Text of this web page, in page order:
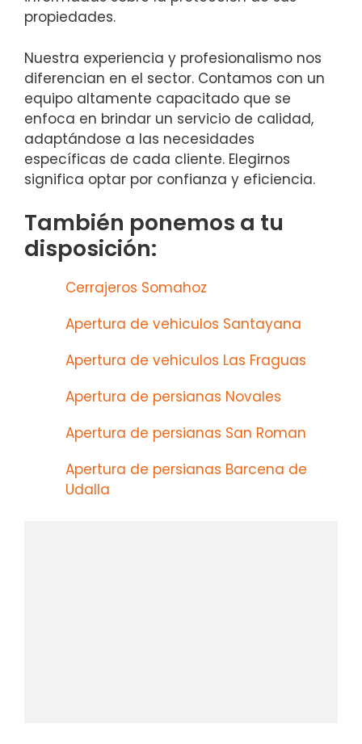
propiedades.
Nuestra experiencia y profesionalismo nos
diferencian en el sector. Contamos con un
equipo altamente capacitado que se
enfoca en brindar un servicio de calidad,
adaptándose a las necesidades
específicas de cada cliente. Elegirnos
significa optar por confianza y eficiencia.
También ponemos a tu
disposición:
Cerrajeros Somahoz
Apertura de vehiculos Santayana
Apertura de vehiculos Las Fraguas
Apertura de persianas Novales
Apertura de persianas San Roman
Apertura de persianas Barcena de
Udalla